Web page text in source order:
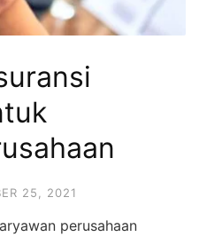
25, 2021
perusahaan